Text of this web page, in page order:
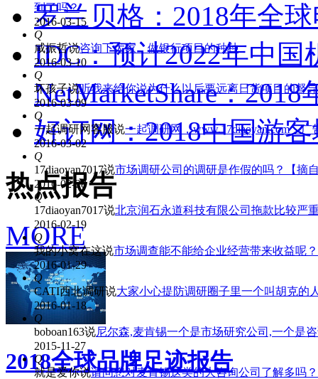
到了吗？
2016-03-15
Q
咸振哲说咨询下大家，做银行项目的种种
2016-03-10
Q
坏孩子说听我来给你说为什么以后要远离日货项目的督导
2016-03-09
Q
一起调研网客服说一起调研网，www.17diaoyan.com，
2016-03-02
Q
17diaoyan7017说市场调研公司的调研是作假的吗？【摘
2016-02-28
Q
17diaoyan7017说北京润石永道科技有限公司拖款比较严
2016-02-19
Q
我的小窝在这说市场调查能不能给企业经营带来收益呢？
2016-01-29
Q
CATI西北调研说大家小心提防调研圈子里一个叫胡克的
2016-01-18
Q
boboan163说尼尔森,麦肯锡一个是市场研究公司,一个是
2015-11-27
Q
就是爱你说请问您对麦肯锡这类的大咨询公司了解多吗
罗兰贝格：2018年全
IDC：预计2022年中国
NetMarketShare：
好订网：2018中国游
热点报告
MORE
2018全球品牌足迹报告